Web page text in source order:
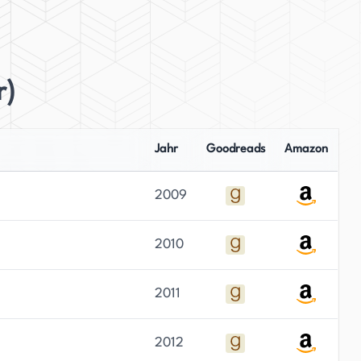
Jahr Goodreads Amazon
2009
2010
2011
2012